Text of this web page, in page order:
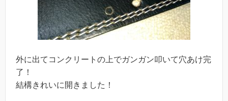
外に出てコンクリートの上でガンガン叩いて穴あけ完
了！
結構きれいに開きました！